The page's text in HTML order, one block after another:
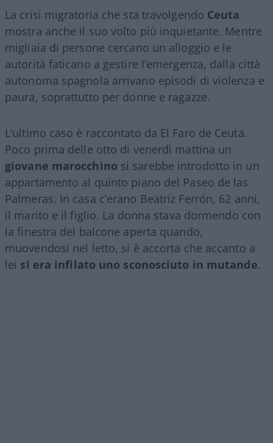
La crisi migratoria che sta travolgendo Ceuta
mostra anche il suo volto più inquietante. Mentre
migliaia di persone cercano un alloggio e le
autorità faticano a gestire l’emergenza, dalla città
autonoma spagnola arrivano episodi di violenza e
paura, soprattutto per donne e ragazze.
L’ultimo caso è raccontato da El Faro de Ceuta.
Poco prima delle otto di venerdì mattina un
giovane marocchino si sarebbe introdotto in un
appartamento al quinto piano del Paseo de las
Palmeras. In casa c’erano Beatriz Ferrón, 62 anni,
il marito e il figlio. La donna stava dormendo con
la finestra del balcone aperta quando,
muovendosi nel letto, si è accorta che accanto a
lei si era infilato uno sconosciuto in mutande.